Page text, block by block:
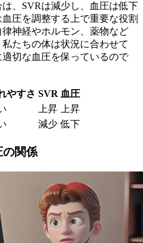
、 SVRは減少し、血圧は低下
圧を調整する上で重要な役割
神経やホルモン、薬物など
たちの体は状況に合わせて
切な血圧を保っているので
やすさ SVR 血圧
上昇
上昇
減少 低下
の関係